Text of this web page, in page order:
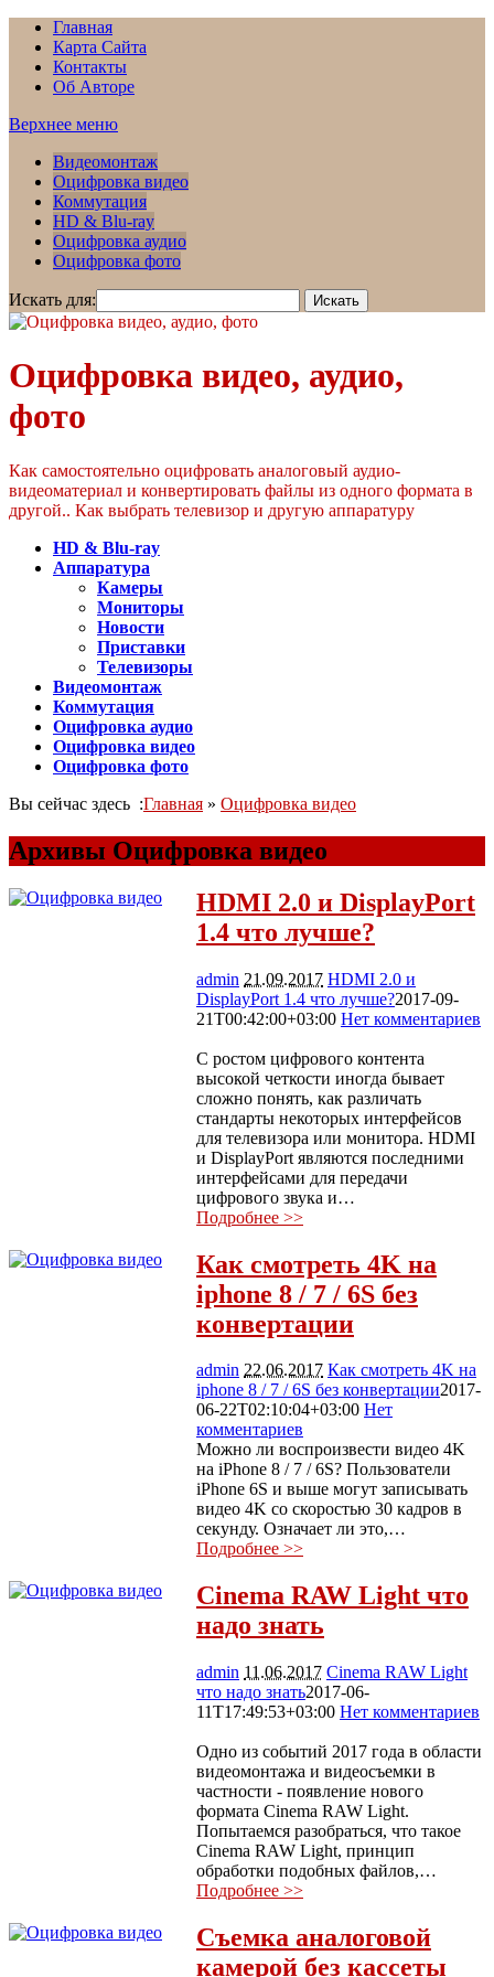
Главная
Карта Сайта
Контакты
Об Авторе
Верхнее меню
Видеомонтаж
Оцифровка видео
Коммутация
HD & Blu-ray
Оцифровка аудио
Оцифровка фото
Искать для:
Оцифровка видео, аудио,
фото
Как самостоятельно оцифровать аналоговый аудио-
видеоматериал и конвертировать файлы из одного формата в
другой.. Как выбрать телевизор и другую аппаратуру
HD & Blu-ray
Аппаратура
Камеры
Мониторы
Новости
Приставки
Телевизоры
Видеомонтаж
Коммутация
Оцифровка аудио
Оцифровка видео
Оцифровка фото
Вы сейчас здесь :Главная » Оцифровка видео
Архивы Оцифровка видео
HDMI 2.0 и DisplayPort
1.4 что лучше?
admin 21.09.2017 HDMI 2.0 и
DisplayPort 1.4 что лучше?2017-09-
21T00:42:00+03:00 Нет комментариев
С ростом цифрового контента
высокой четкости иногда бывает
сложно понять, как различать
стандарты некоторых интерфейсов
для телевизора или монитора. HDMI
и DisplayPort являются последними
интерфейсами для передачи
цифрового звука и…
Подробнее >>
Как смотреть 4K на
iphone 8 / 7 / 6S без
конвертации
admin 22.06.2017 Как смотреть 4K на
iphone 8 / 7 / 6S без конвертации2017-
06-22T02:10:04+03:00 Нет
комментариев
Можно ли воспроизвести видео 4K
на iPhone 8 / 7 / 6S? Пользователи
iPhone 6S и выше могут записывать
видео 4K со скоростью 30 кадров в
секунду. Означает ли это,…
Подробнее >>
Cinema RAW Light что
надо знать
admin 11.06.2017 Cinema RAW Light
что надо знать2017-06-
11T17:49:53+03:00 Нет комментариев
Одно из событий 2017 года в области
видеомонтажа и видеосъемки в
частности - появление нового
формата Cinema RAW Light.
Попытаемся разобраться, что такое
Cinema RAW Light, принцип
обработки подобных файлов,…
Подробнее >>
Съемка аналоговой
камерой без кассеты